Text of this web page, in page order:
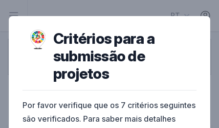
PT
3
Informação da pessoa de contacto do projeto
Critérios para a
submissão de
projetos
Por favor verifique que os 7 critérios seguintes
são verificados. Para saber mais detalhes